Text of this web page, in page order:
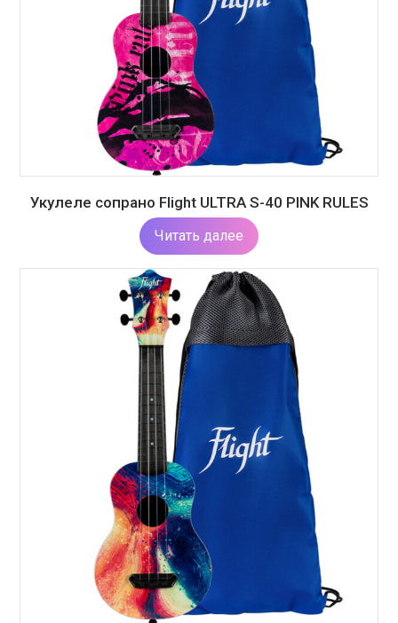
Укулеле сопрано Flight ULTRA S-40 PINK RULES
Читать далее